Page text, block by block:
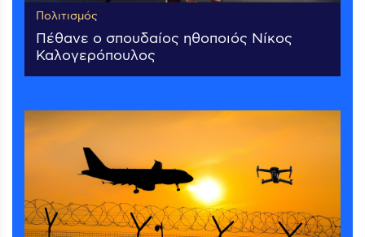
Πολιτισμός
Πέθανε ο σπουδαίος ηθοποιός Νίκος
Καλογερόπουλος